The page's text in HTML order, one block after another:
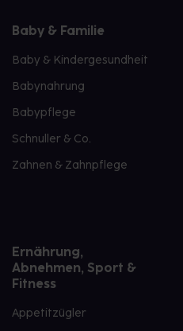
Baby & Familie
Baby & Kindergesundheit
Babynahrung
Babypflege
Schnuller & Co.
Zahnen & Zahnpflege
Ernährung,
Abnehmen, Sport &
Fitness
Appetitzügler